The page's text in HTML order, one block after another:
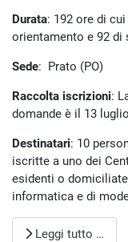
Durata: 192 ore di
orientamento e 92 di
Sede: Prato (PO)
Raccolta iscrizioni:
domande è il 13
Destinatari: 10
iscritte a uno dei
esidenti o
informatica e di
Leggi tutto …